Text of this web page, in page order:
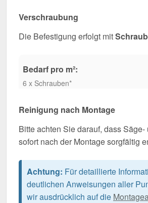
Verschraubung
Die Befestigung erfolgt mit
Bedarf pro m²:
6 x Schrauben*
Reinigung nach Montage
Bitte achten Sie darauf, dass
sofort nach der Montage sorgfältig
Achtung: Für detaillierte
deutlichen Anweisungen aller
wir ausdrücklich auf die